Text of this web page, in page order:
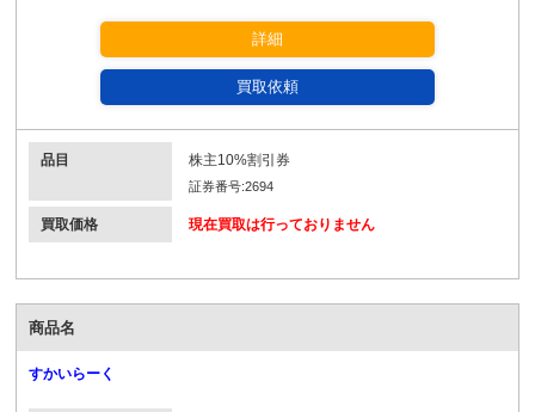
詳細
買取依頼
品目 株主10%割引券
証券番号:2694
買取価格 現在買取は行っておりません
商品名
すかいらーく